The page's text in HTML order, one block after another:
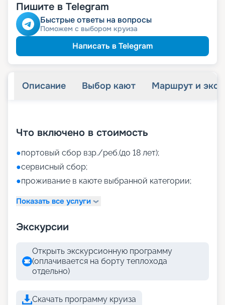
Пишите в Telegram
Быстрые ответы на вопросы
Поможем с выбором круиза
Написать в Telegram
Описание Выбор кают Маршрут и
Что включено в стоимость
●портовый сбор взр./реб.(до 18 лет);
●сервисный сбор;
●проживание в каюте выбранной категории;
Показать все услуги
Экскурсии
Открыть экскурсионную программу
(оплачивается на борту теплохода
отдельно)
Скачать программу круиза